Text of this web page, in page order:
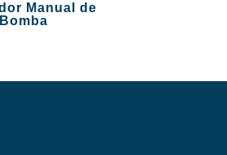
Manual de
Bomba